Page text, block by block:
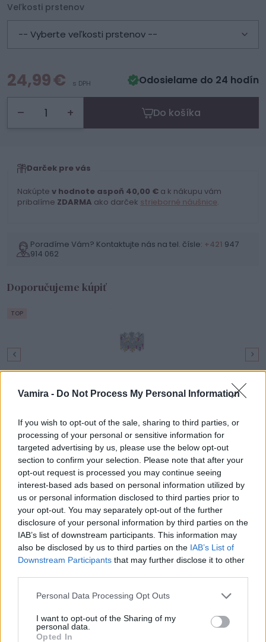
Vamira - Do Not Process My Personal Information
If you wish to opt-out of the sale, sharing to third parties, or
processing of your personal or sensitive information for
targeted advertising by us, please use the below opt-out
section to confirm your selection. Please note that after your
opt-out request is processed you may continue seeing
interest-based ads based on personal information utilized by
us or personal information disclosed to third parties prior to
your opt-out. You may separately opt-out of the further
disclosure of your personal information by third parties on the
IAB’s list of downstream participants. This information may
also be disclosed by us to third parties on the IAB’s List of
Downstream Participants that may further disclose it to other
Personal Data Processing Opt Outs
I want to opt-out of the Sharing of my
personal data.
Opted In
Veľkosti prstenov
-- Vyberte veľkosti prstenov --
24,99 € s DPH Odosielame do 24 hodín
– + Do košíka
Darček pre vás
Nakúpte v hodnote aspoň 40,00 € a k nákupu vám
pribalíme ZDARMA ako darček strieborné náušnice.
Poradíme Vám? Kontaktujte nás na tel. čísle: +421 947
914 062
Doporučujeme kúpiť
TOP
Strieborný dámsky prsteň Lumière Brillante
Popis produktu
V ponuke kolekcie Vamira nesmie chýbať typ prsteňa
nazývaný chevron. Ide o prsteň v tvare písmená V, známy
tiež ako wishbone. Elegantná véčková línia je ukončená
piatimi čírymi zirkónmi vytvárajúce na jej vrchole diadém,
ktorý premení každú ženu v skutočnú princeznú.
Tento prsteň kráča s modernými trendami a vďaka svojmu
jedinečnému tvaru sa dokonale vrství a kombinuje aj inými
prsteňami. Skvele doladí a neprekáža ani v kombinácii pri
svadby a odhalí vo vašej milovanej skutočnú kráľovnú.